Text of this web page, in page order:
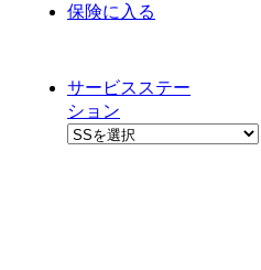
保険に入る
サービスステー
ション